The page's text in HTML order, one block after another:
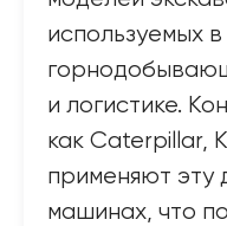
используемых
и логистике.
как Caterpillar,
применяют эту
машинах, что